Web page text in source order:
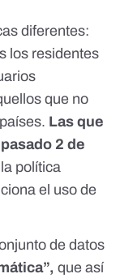
diferentes:
los residentes
que no
. Las que
2 de
política
el uso de
de datos
que así